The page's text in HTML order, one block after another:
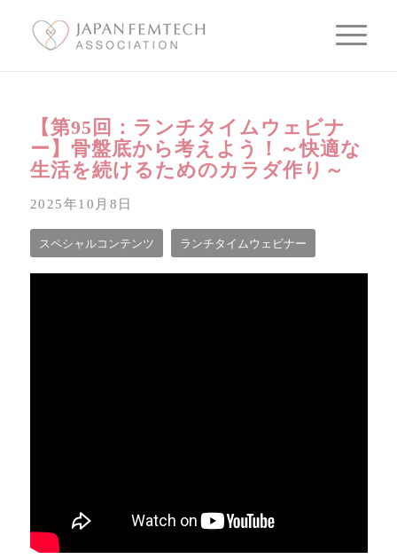
【第95回：ランチタイムウェビナ
ー】骨盤底から考えよう！～快適な
生活を続けるためのカラダ作り～
2025年10月8日
スペシャルコンテンツ ランチタイムウェビナー